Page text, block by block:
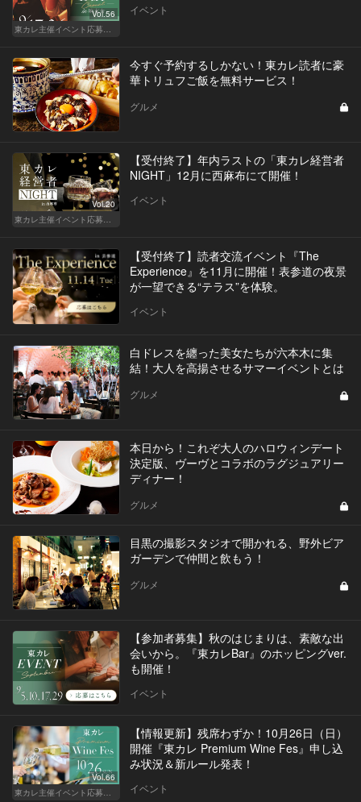
Vol.56
東カレ主催イベント応募詳細記事一覧
イベント
今すぐ予約するしかない！東カレ読者に豪
華トリュフご飯を無料サービス！
グルメ
Vol.20
東カレ主催イベント応募詳細記事一覧
【受付終了】年内ラストの「東カレ経営者
NIGHT」12月に西麻布にて開催！
イベント
【受付終了】読者交流イベント『The
Experience』を11月に開催！表参道の夜景
が一望できる“テラス”を体験。
イベント
白ドレスを纏った美女たちが六本木に集
結！大人を高揚させるサマーイベントとは
グルメ
本日から！これぞ大人のハロウィンデート
決定版、ヴーヴとコラボのラグジュアリー
ディナー！
グルメ
目黒の撮影スタジオで開かれる、野外ビア
ガーデンで仲間と飲もう！
グルメ
【参加者募集】秋のはじまりは、素敵な出
会いから。『東カレBar』のホッピングver.
も開催！
イベント
Vol.66
東カレ主催イベント応募詳細記事一覧
【情報更新】残席わずか！10月26日（日）
開催『東カレ Premium Wine Fes』申し込
み状況＆新ルール発表！
イベント